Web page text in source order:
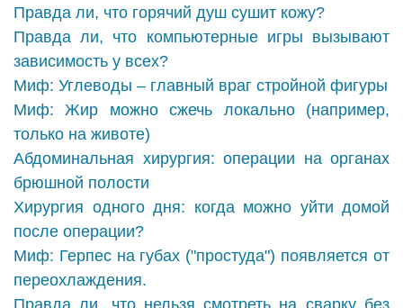
Правда ли, что горячий душ сушит кожу?
Правда ли, что компьютерные игры вызывают
зависимость у всех?
Миф: Углеводы – главный враг стройной фигуры
Миф: Жир можно сжечь локально (например,
только на животе)
Абдоминальная хирургия: операции на органах
брюшной полости
Хирургия одного дня: когда можно уйти домой
после операции?
Миф: Герпес на губах ("простуда") появляется от
переохлаждения.
Правда ли, что нельзя смотреть на сварку без